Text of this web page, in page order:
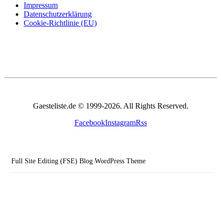
Impressum
Datenschutzerklärung
Cookie-Richtlinie (EU)
Gaesteliste.de © 1999-2026. All Rights Reserved.
FacebookInstagramRss
Full Site Editing (FSE) Blog WordPress Theme